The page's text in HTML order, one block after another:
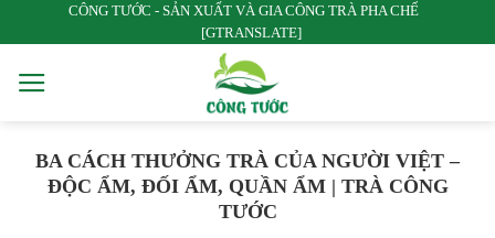
qua
dung
CÔNG TƯỚC - SẢN XUẤT VÀ GIA CÔNG TRÀ PHA CHẾ
[GTRANSLATE]
BA CÁCH THƯỞNG TRÀ CỦA NGƯỜI VIỆT –
ĐỘC ẨM, ĐỐI ẨM, QUẦN ẨM | TRÀ CÔNG
TƯỚC